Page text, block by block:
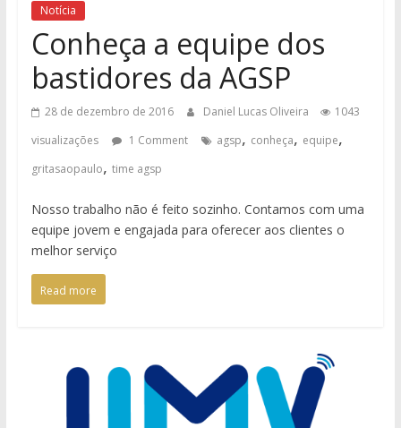
Notícia
Conheça a equipe dos
bastidores da AGSP
28 de dezembro de 2016 Daniel Lucas Oliveira
1043
visualizações
1 Comment agsp, conheça, equipe,
gritasaopaulo, time agsp
Nosso trabalho não é feito sozinho. Contamos com uma
equipe jovem e engajada para oferecer aos clientes o
melhor serviço
Read more